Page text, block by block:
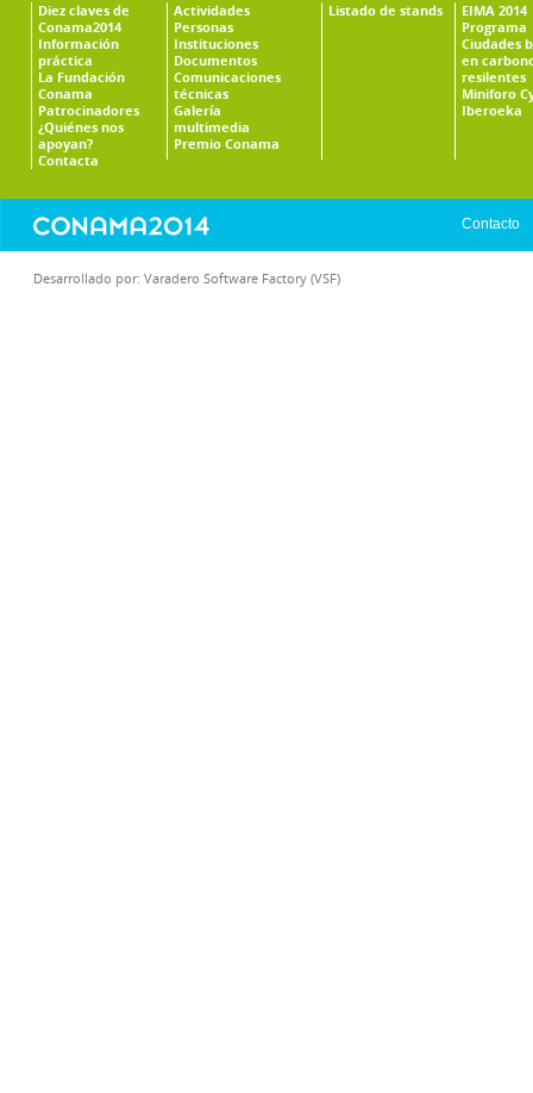
Diez claves de
Conama2014
Información
práctica
La Fundación
Conama
Patrocinadores
¿Quiénes nos
apoyan?
Contacta
Actividades
Personas
Instituciones
Documentos
Comunicaciones
técnicas
Galería
multimedia
Premio Conama
Listado de stands
EIMA 2014
Programa
Ciudades
en
resilentes
Miniforo
Iberoeka
Contacto
Desarrollado por: Varadero Software Factory (VSF)